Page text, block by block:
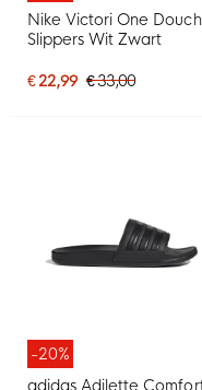
Nike Victori One
Slippers Wit Zwart
€ 22,99 € 33,00
-20%
adidas Adilette